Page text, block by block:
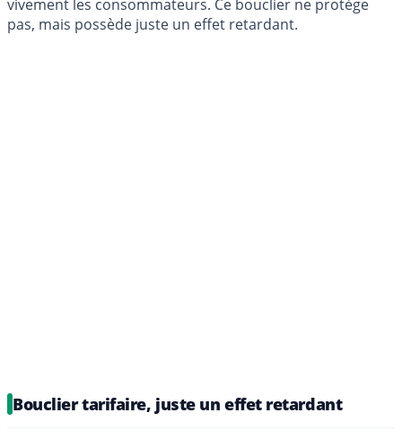
vivement les consommateurs. Ce bouclier ne protège
pas, mais possède juste un effet retardant.
Bouclier tarifaire, juste un effet retardant